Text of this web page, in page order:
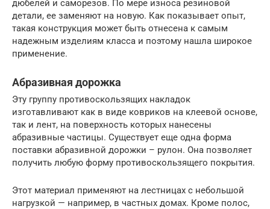
дюбелей и саморезов. По мере износа резиновой
детали, ее заменяют на новую. Как показывает опыт,
такая конструкция может быть отнесена к самым
надежным изделиям класса и поэтому нашла широкое
применение.
Абразивная дорожка
Эту группу противоскользящих накладок
изготавливают как в виде ковриков на клеевой основе,
так и лент, на поверхность которых нанесены
абразивные частицы. Существует еще одна форма
поставки абразивной дорожки – рулон. Она позволяет
получить любую форму противоскользящего покрытия.
Этот материал применяют на лестницах с небольшой
нагрузкой — например, в частных домах. Кроме полос,